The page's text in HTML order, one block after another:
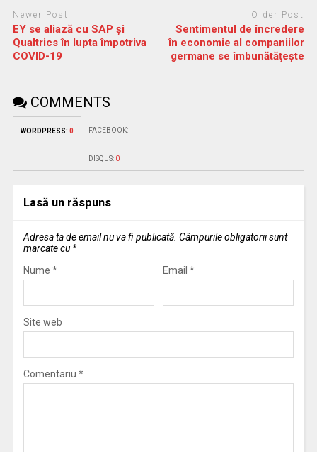
Newer Post
EY se aliază cu SAP și
Qualtrics în lupta împotriva
COVID-19
Older Post
Sentimentul de încredere
în economie al companiilor
germane se îmbunătăţeşte
COMMENTS
WORDPRESS: 0 FACEBOOK:
DISQUS: 0
Lasă un răspuns
Adresa ta de email nu va fi publicată. Câmpurile obligatorii sunt
marcate cu *
Nume * Email *
Site web
Comentariu *